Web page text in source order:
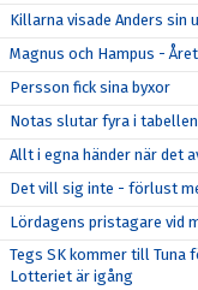
Killarna visade Anders sin
Magnus och Hampus -
Persson fick sina byxor
Notas slutar fyra i tabellen
Allt i egna händer när det
Det vill sig inte - förlust
Lördagens pristagare vid
Tegs SK kommer till Tuna
Lotteriet är igång